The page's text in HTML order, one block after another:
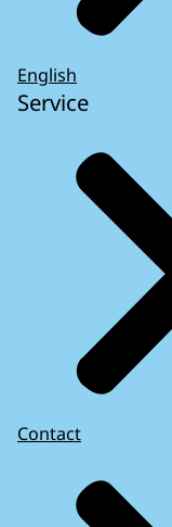
English
Service
Contact